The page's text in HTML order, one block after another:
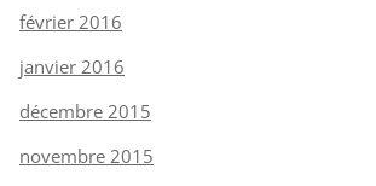
février 2016
janvier 2016
décembre 2015
novembre 2015